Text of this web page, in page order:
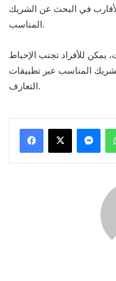
في البحث عن الشريك
المناسب.
يمكن للأفراد تجنب الإحباط
المناسب عبر تطبيقات
التعارف.